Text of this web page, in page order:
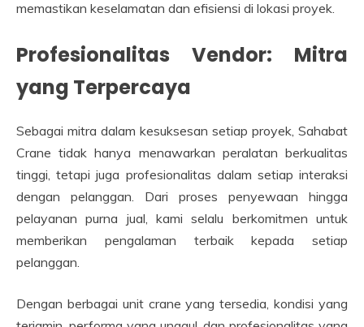
memastikan keselamatan dan efisiensi di lokasi proyek.
Profesionalitas Vendor: Mitra
yang Terpercaya
Sebagai mitra dalam kesuksesan setiap proyek, Sahabat
Crane tidak hanya menawarkan peralatan berkualitas
tinggi, tetapi juga profesionalitas dalam setiap interaksi
dengan pelanggan. Dari proses penyewaan hingga
pelayanan purna jual, kami selalu berkomitmen untuk
memberikan pengalaman terbaik kepada setiap
pelanggan.
Dengan berbagai unit crane yang tersedia, kondisi yang